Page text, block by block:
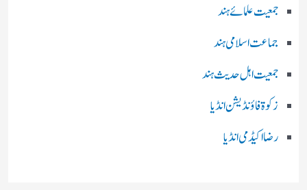
جمعیت علمائے ہند
جماعت اسلامی ہند
جمعیت اہل حدیث ہند
زکوۃ فاؤنڈیشن انڈیا
رضا اکیڈمی انڈیا